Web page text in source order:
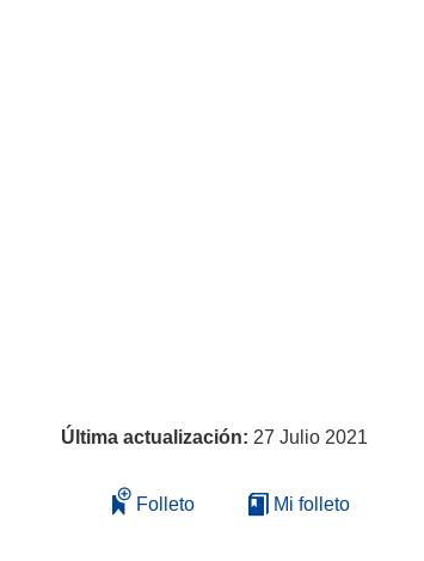
Última actualización: 27 Julio 2021
Folleto Mi folleto